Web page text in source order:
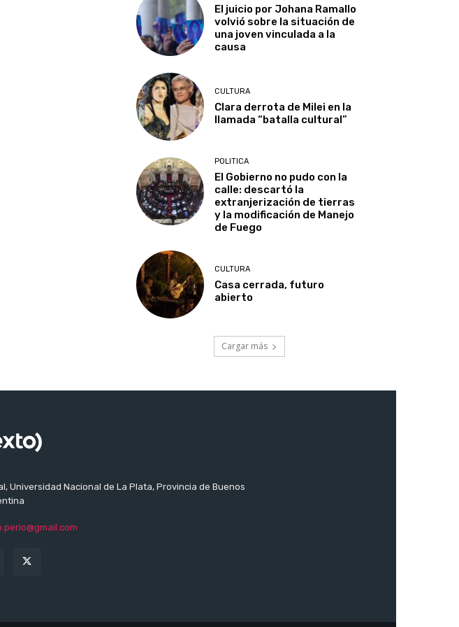
El juicio por Johana Ramallo
volvió sobre la situación de
una joven vinculada a la
causa
CULTURA
Clara derrota de Milei en la
llamada “batalla cultural”
POLITICA
El Gobierno no pudo con la
calle: descartó la
extranjerización de tierras
y la modificación de Manejo
de Fuego
CULTURA
Casa cerrada, futuro
abierto
Cargar más
Universidad Nacional de La Plata, Provincia de Buenos